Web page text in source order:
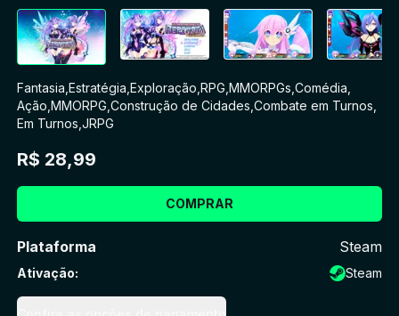
Fantasia Estratégia Exploração RPG MMORPGs Comédia
Ação MMORPG Construção de Cidades Combate em Turnos
Em Turnos JRPG
R$ 28,99
COMPRAR
Plataforma Steam
Ativação: Steam